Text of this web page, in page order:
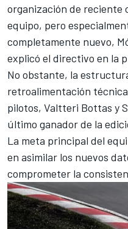
organización de reciente
equipo, pero
completamente nuevo,
explicó el directivo en la
No obstante, la
retroalimentación
pilotos, Valtteri Bottas y
último ganador de la
La meta principal del
en asimilar los nuevos
comprometer la